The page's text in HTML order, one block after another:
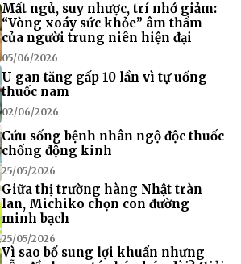
Mất ngủ, suy nhược, trí nhớ giảm:
“Vòng xoáy sức khỏe” âm thầm
của người trung niên hiện đại
05/06/2026
U gan tăng gấp 10 lần vì tự uống
thuốc nam
02/06/2026
Cứu sống bệnh nhân ngộ độc thuốc
chống động kinh
25/05/2026
Giữa thị trường hàng Nhật tràn
lan, Michiko chọn con đường
minh bạch
25/05/2026
Vì sao bổ sung lợi khuẩn nhưng